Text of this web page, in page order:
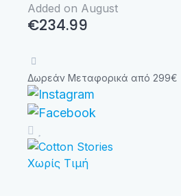
Added on August
€234.99
Δωρεάν Μεταφορικά από 299€
Χωρίς Τιμή